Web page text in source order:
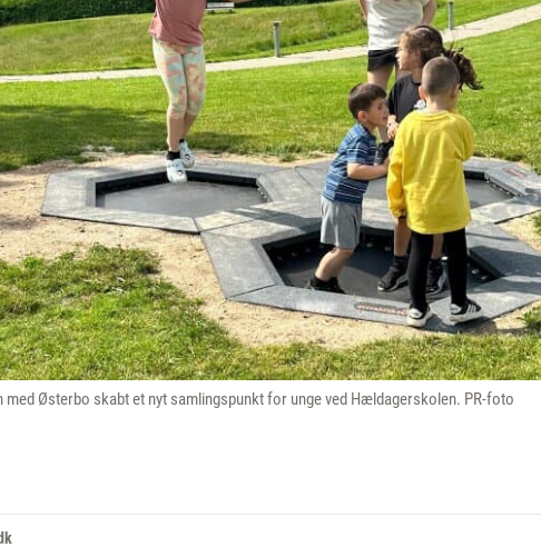
med Østerbo skabt et nyt samlingspunkt for unge ved Hældagerskolen. PR-foto